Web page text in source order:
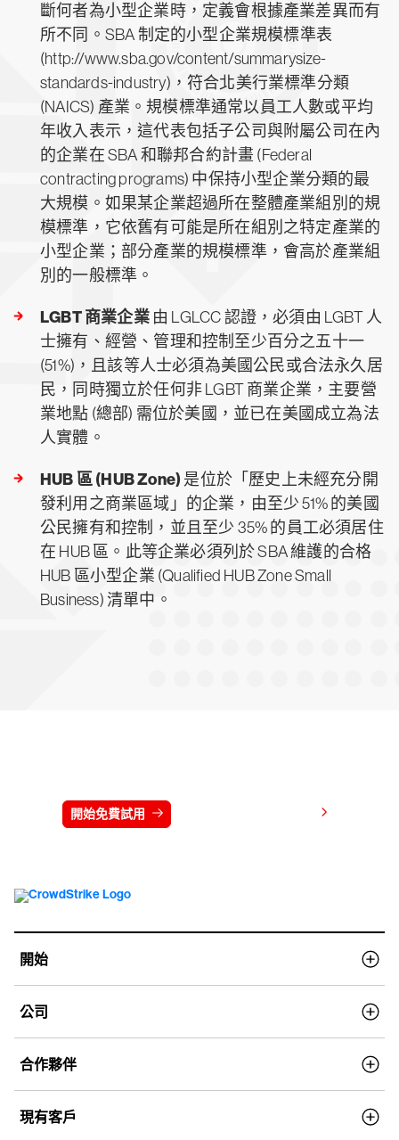
斷何者為小型企業時，定義會根據產業差異而有
所不同。SBA 制定的小型企業規模標準表
(http://www.sba.gov/content/summarysize-
standards-industry)，符合北美行業標準分類
(NAICS) 產業。規模標準通常以員工人數或平均
年收入表示，這代表包括子公司與附屬公司在內
的企業在 SBA 和聯邦合約計畫 (Federal
contracting programs) 中保持小型企業分類的最
大規模。如果某企業超過所在整體產業組別的規
模標準，它依舊有可能是所在組別之特定產業的
小型企業；部分產業的規模標準，會高於產業組
別的一般標準。
LGBT 商業企業由 LGLCC 認證，必須由 LGBT 人
士擁有、經營、管理和控制至少百分之五十一
(51%)，且該等人士必須為美國公民或合法永久居
民，同時獨立於任何非 LGBT 商業企業，主要營
業地點 (總部) 需位於美國，並已在美國成立為法
人實體。
HUB 區 (HUB Zone) 是位於「歷史上未經充分開
發利用之商業區域」的企業，由至少 51% 的美國
公民擁有和控制，並且至少 35% 的員工必須居住
在 HUB 區。此等企業必須列於 SBA 維護的合格
HUB 區小型企業 (Qualified HUB Zone Small
Business) 清單中。
開始免費試用
開始
公司
合作夥伴
現有客戶